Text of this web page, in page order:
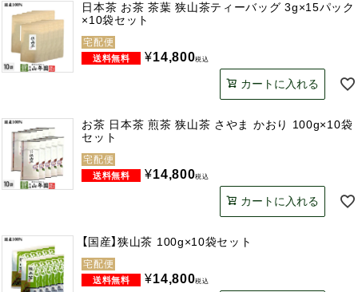
日本茶 お茶 茶葉 狭山茶ティーバッグ 3g×15パック
×10袋セット
宅配便
¥14,800税込
カートに入れる
お茶 日本茶 煎茶 狭山茶 さやま かおり 100g×10袋
セット
宅配便
¥14,800税込
カートに入れる
【国産】狭山茶 100g×10袋セット
宅配便
¥14,800税込